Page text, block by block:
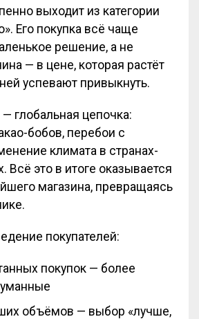
выходит из категории
Его покупка всё чаще
решение, а не
— в цене, которая растёт
успевают привыкнуть.
глобальная цепочка:
бобов, перебои с
климата в странах-
Всё это в итоге оказывается
магазина, превращаясь
покупателей:
покупок — более
объёмов — выбор «лучше,